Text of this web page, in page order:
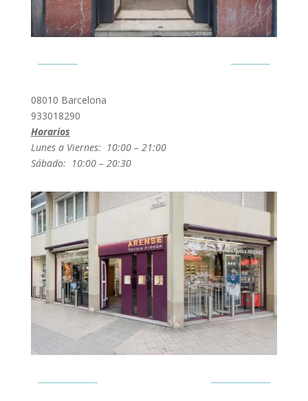
08010 Barcelona
933018290
Horarios
Lunes a Viernes: 10:00 – 21:00
Sábado: 10:00 – 20:30